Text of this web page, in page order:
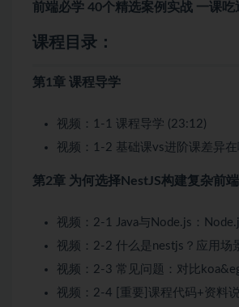
前端必学 40个精选案例实战 一课吃
课程目录：
第1章 课程导学
视频：1-1 课程导学 (23:12)
视频：1-2 基础课vs进阶课差异
第2章 为何选择NestJS构建复杂前
视频：2-1 Java与Node.js：
视频：2-2 什么是nestjs？应用场
视频：2-3 常见问题：对比
视频：2-4 [重要]课程代码+资料